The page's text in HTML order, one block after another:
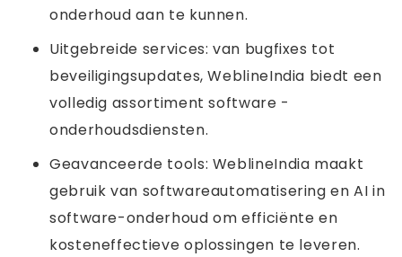
onderhoud aan te kunnen.
Uitgebreide services: van bugfixes tot
beveiligingsupdates, WeblineIndia biedt een
volledig assortiment software -
onderhoudsdiensten.
Geavanceerde tools: WeblineIndia maakt
gebruik van softwareautomatisering en AI in
software-onderhoud om efficiënte en
kosteneffectieve oplossingen te leveren.